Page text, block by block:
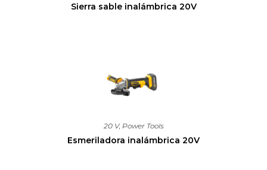
Sierra sable inalámbrica 20V
20 V, Power Tools
Esmeriladora inalámbrica 20V